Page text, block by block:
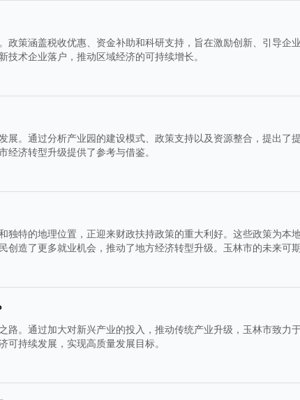
政策涵盖税收优惠、资金补助和科研支持，旨在激励创新、引导企
术企业落户，推动区域经济的可持续增长。
。通过分析产业园的建设模式、政策支持以及资源整合，提出了
济转型升级提供了参考与借鉴。
特的地理位置，正迎来财政扶持政策的重大利好。这些政策为本
造了更多就业机会，推动了地方经济转型升级。玉林市的未来可期
。通过加大对新兴产业的投入，推动传统产业升级，玉林市致力
持续发展，实现高质量发展目标。